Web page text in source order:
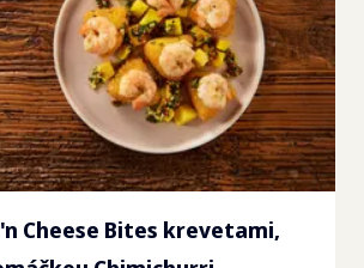
Cheese Bites krevetami,